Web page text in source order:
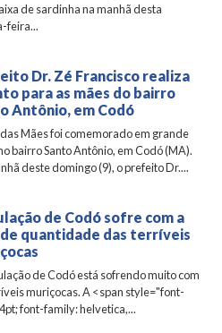
de sardinha na manhã desta
feira...
Dr. Zé Francisco realiza
para as mães do bairro
Antônio, em Codó
Mães foi comemorado em grande
bairro Santo Antônio, em Codó (MA).
deste domingo (9), o prefeito Dr....
de Codó sofre com a
quantidade das terríveis
de Codó está sofrendo muito com
muriçocas. A <span style="font-
font-family: helvetica,...